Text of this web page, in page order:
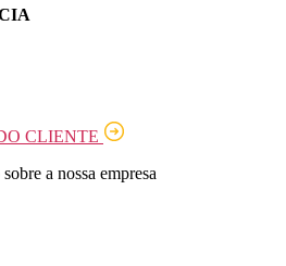
CLIENTE
a nossa empresa